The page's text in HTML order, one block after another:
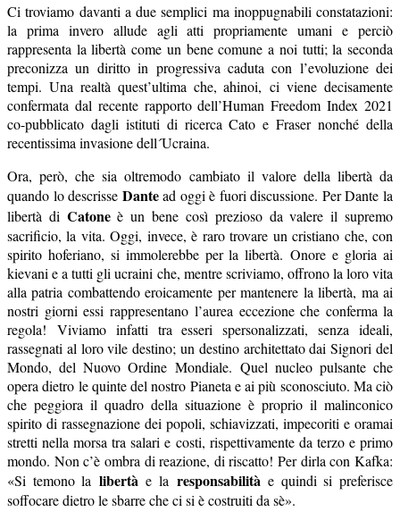
Ci troviamo davanti a due semplici ma inoppugnabili constatazioni:
la prima invero allude agli atti propriamente umani e perciò
rappresenta la libertà come un bene comune a noi tutti; la seconda
preconizza un diritto in progressiva caduta con l’evoluzione dei
tempi. Una realtà quest’ultima che, ahinoi, ci viene decisamente
confermata dal recente rapporto dell’Human Freedom Index 2021
co-pubblicato dagli istituti di ricerca Cato e Fraser nonché della
recentissima invasione dell´Ucraina.
Ora, però, che sia oltremodo cambiato il valore della libertà da
quando lo descrisse Dantead oggi è fuori discussione. Per Dante la
libertà di Catoneè un bene così prezioso da valere il supremo
sacrificio, la vita. Oggi, invece, è raro trovare un cristiano che, con
spirito hoferiano, si immolerebbe per la libertà. Onore e gloria ai
kievani e a tutti gli ucraini che, mentre scriviamo, offrono la loro vita
alla patria combattendo eroicamente per mantenere la libertà, ma ai
nostri giorni essi rappresentano l’aurea eccezione che conferma la
regola! Viviamo infatti tra esseri spersonalizzati, senza ideali,
rassegnati al loro vile destino; un destino architettato dai Signori del
Mondo, del Nuovo Ordine Mondiale. Quel nucleo pulsante che
opera dietro le quinte del nostro Pianeta e ai più sconosciuto. Ma ciò
che peggiora il quadro della situazione è proprio il malinconico
spirito di rassegnazione dei popoli, schiavizzati, impecoriti e oramai
stretti nella morsa tra salari e costi, rispettivamente da terzo e primo
mondo. Non c’è ombra di reazione, di riscatto! Per dirla con Kafka:
«Si temono la libertà e la responsabilità e quindi si preferisce
soffocare dietro le sbarre che ci si è costruiti da sè».